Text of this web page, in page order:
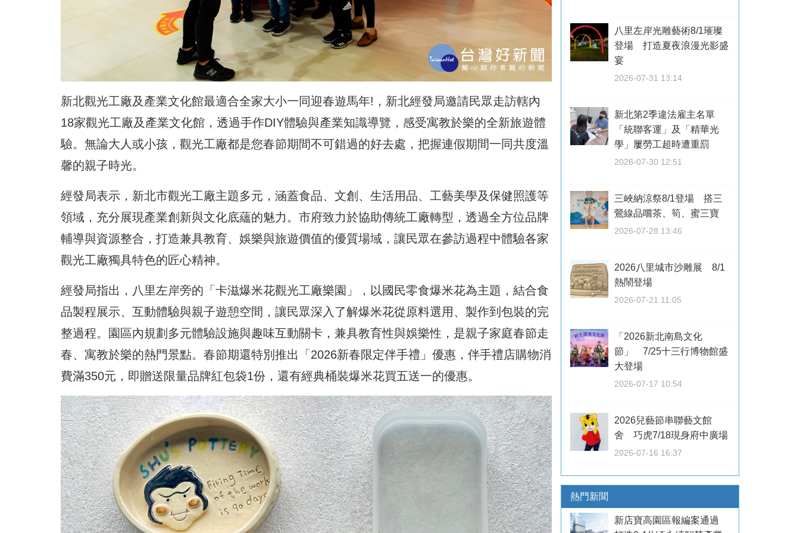
新北觀光工廠及產業文化館最適合全家大小一同迎春遊馬年!，新北經發局邀請民眾走訪轄內
18家觀光工廠及產業文化館，透過手作DIY體驗與產業知識導覽，感受寓教於樂的全新旅遊體
驗。無論大人或小孩，觀光工廠都是您春節期間不可錯過的好去處，把握連假期間一同共度溫
馨的親子時光。
經發局表示，新北市觀光工廠主題多元，涵蓋食品、文創、生活用品、工藝美學及保健照護等
領域，充分展現產業創新與文化底蘊的魅力。市府致力於協助傳統工廠轉型，透過全方位品牌
輔導與資源整合，打造兼具教育、娛樂與旅遊價值的優質場域，讓民眾在參訪過程中體驗各家
觀光工廠獨具特色的匠心精神。
經發局指出，八里左岸旁的「卡滋爆米花觀光工廠樂園」，以國民零食爆米花為主題，結合食
品製程展示、互動體驗與親子遊憩空間，讓民眾深入了解爆米花從原料選用、製作到包裝的完
整過程。園區內規劃多元體驗設施與趣味互動關卡，兼具教育性與娛樂性，是親子家庭春節走
春、寓教於樂的熱門景點。春節期還特別推出「2026新春限定伴手禮」優惠，伴手禮店購物消
費滿350元，即贈送限量品牌紅包袋1份，還有經典桶裝爆米花買五送一的優惠。
八里左岸光雕藝術8/1璀璨
登場 打造夏夜浪漫光影盛
宴
2026-07-31 13:14
新北第2季違法雇主名單
「統聯客運」及「精華光
學」屢勞工超時遭重罰
2026-07-30 12:51
三峽納涼祭8/1登場 搭三
鶯線品嚐茶、筍、蜜三寶
2026-07-28 13:46
2026八里城市沙雕展 8/1
熱鬧登場
2026-07-21 11:05
「2026新北南島文化
節」 7/25十三行博物館盛
大登場
2026-07-17 10:54
2026兒藝節串聯藝文館
舍 巧虎7/18現身府中廣場
2026-07-16 16:37
熱門新聞
新店寶高園區報編案通過